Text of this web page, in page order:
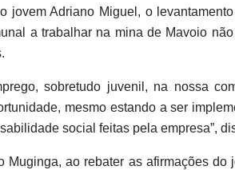
jovem Adriano Miguel, o
a trabalhar na mina de Mavoio
sobretudo juvenil, na nossa
mesmo estando a ser
social feitas pela empresa”,
Muginga, ao rebater as afirmações do